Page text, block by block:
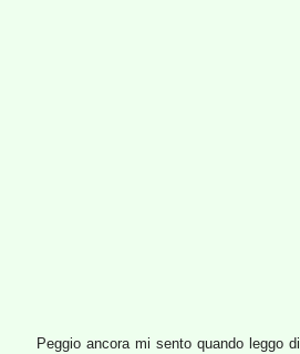
Peggio ancora mi sento quando leggo di